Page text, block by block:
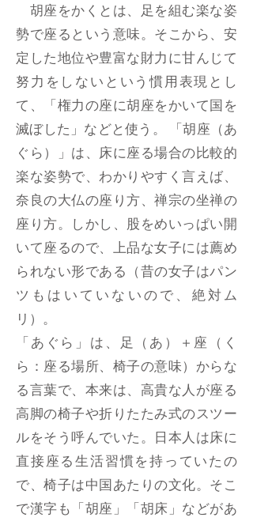
胡座をかくとは、足を組む楽な姿
勢で座るという意味。そこから、安
定した地位や豊富な財力に甘んじて
努力をしないという慣用表現とし
て、「権力の座に胡座をかいて国を
滅ぼした」などと使う。 「胡座（あ
ぐら）」は、床に座る場合の比較的
楽な姿勢で、わかりやすく言えば、
奈良の大仏の座り方、禅宗の坐禅の
座り方。しかし、股をめいっぱい開
いて座るので、上品な女子には薦め
られない形である（昔の女子はパン
ツもはいていないので、絶対ム
リ）。
「あぐら」は、足（あ）＋座（く
ら：座る場所、椅子の意味）からな
る言葉で、本来は、高貴な人が座る
高脚の椅子や折りたたみ式のスツー
ルをそう呼んでいた。日本人は床に
直接座る生活習慣を持っていたの
で、椅子は中国あたりの文化。そこ
で漢字も「胡座」「胡床」などがあ